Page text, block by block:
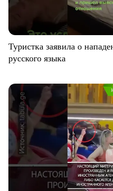
Туристка заявила о
русского языка